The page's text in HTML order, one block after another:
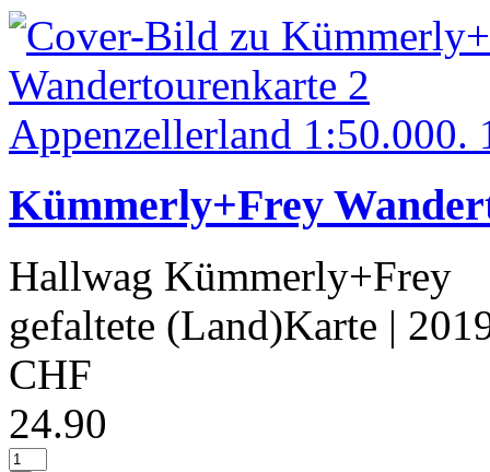
Kümmerly+Frey
Hallwag Kümmerly+Frey
gefaltete (Land)Karte |
CHF
24.90